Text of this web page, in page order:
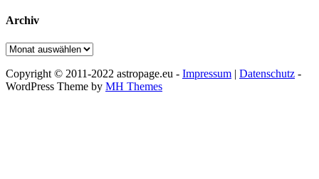
Archiv
Archiv
Copyright © 2011-2022 astropage.eu - Impressum | Datenschutz -
WordPress Theme by MH Themes